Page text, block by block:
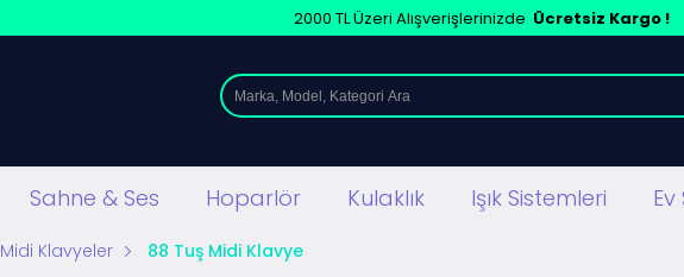
2000 TL Üzeri Alışverişlerinizde Ücretsiz Kargo !
Sahne & Ses Hoparlör Kulaklık Işık Sistemleri
Midi Klavyeler 88 Tuş Midi Klavye